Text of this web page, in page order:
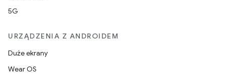
5G
URZĄDZENIA Z ANDROIDEM
Duże ekrany
Wear OS